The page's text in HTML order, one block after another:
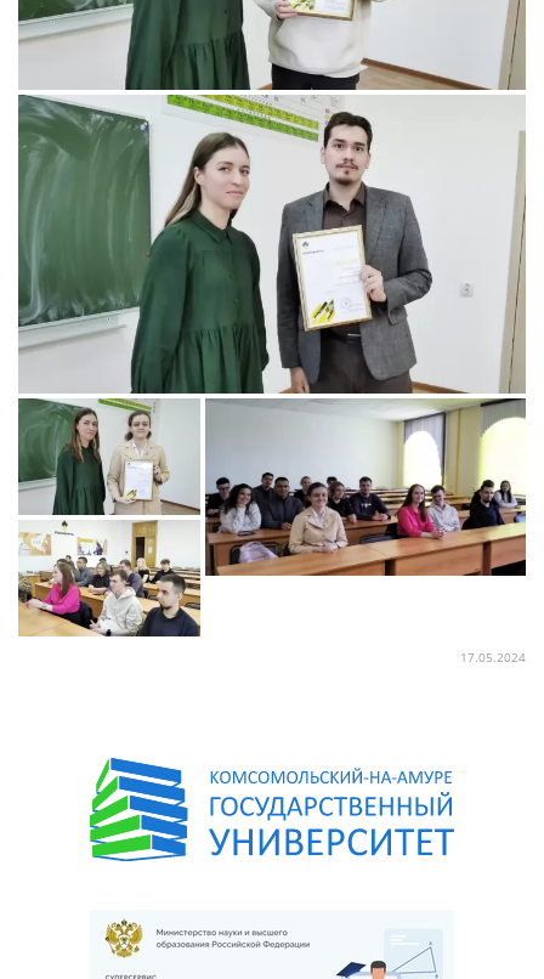
17.05.2024